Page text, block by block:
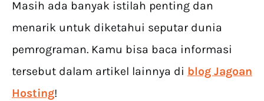
Masih ada banyak istilah penting dan
menarik untuk diketahui seputar dunia
pemrograman. Kamu bisa baca informasi
tersebut dalam artikel lainnya di blog Jagoan
Hosting!